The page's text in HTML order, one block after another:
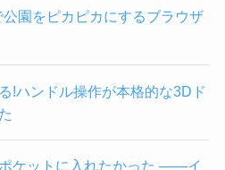
園をピカピカにするブラウザ
!ハンドル操作が本格的な3Dド
ケットに入れたかった ——イ